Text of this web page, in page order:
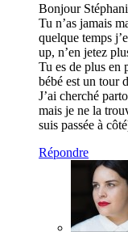
Bonjour
Tu n’as jamais
quelque temps
up, n’en jetez
Tu es de plus en
bébé est un tour
J’ai cherché
mais je ne la
suis passée à
Répondre